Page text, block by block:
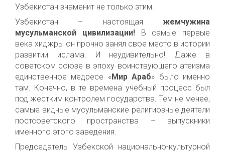
Узбекистан знаменит не только этим.
Узбекистан – настоящая жемчужина
мусульманской цивилизации!В самые первые
века хиджры он прочно занял свое место в истории
развитии ислама. И неудивительно! Даже в
советском союзе в эпоху воинствующего атеизма
единственное медресе «Мир Араб» было именно
там. Конечно, в те времена учебный процесс был
под жестким контролем государства. Тем не менее,
самые видные мусульманские религиозные деятели
постсоветского пространства – выпускники
именного этого заведения.
Председатель Узбекской национально-культурной